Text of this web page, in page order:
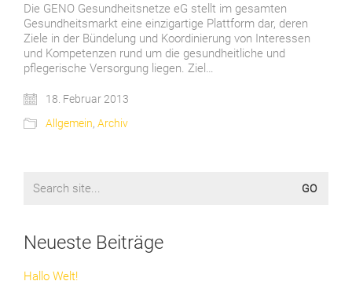
Die GENO Gesundheitsnetze eG stellt im gesamten
Gesundheitsmarkt eine einzigartige Plattform dar, deren
Ziele in der Bündelung und Koordinierung von Interes­sen
und Kompetenzen rund um die gesundheitliche und
pflegerische Versorgung liegen. Ziel…
18. Februar 2013
Allgemein, Archiv
for:
Neueste Beiträge
Hallo Welt!